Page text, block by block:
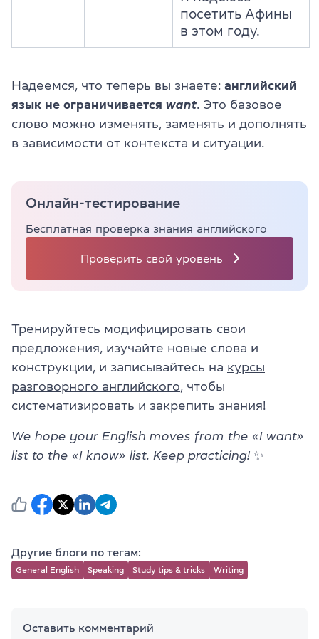
посетить Афины
в этом году.
Надеемся, что теперь вы знаете: английский
язык не ограничивается want . Это базовое
слово можно изменять, заменять и дополнять
в зависимости от контекста и ситуации.
Онлайн-тестирование
Бесплатная проверка знания английского
Проверить свой уровень
Тренируйтесь модифицировать свои
предложения, изучайте новые слова и
конструкции, и записывайтесь на курсы
разговорного английского , чтобы
систематизировать и закрепить знания!
We hope your English moves from the «I want»
list to the «I know» list. Keep practicing! ✨
Другие блоги по тегам:
General English Speaking Study tips & tricks Writing
Оставить комментарий